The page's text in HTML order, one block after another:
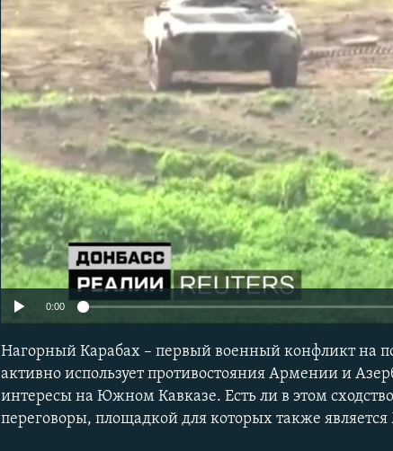
No
0:00
Нагорный Карабах – первый военный конфликт на
активно использует противостояния Армении и
интересы на Южном Кавказе. Есть ли в этом
переговоры, площадкой для которых также